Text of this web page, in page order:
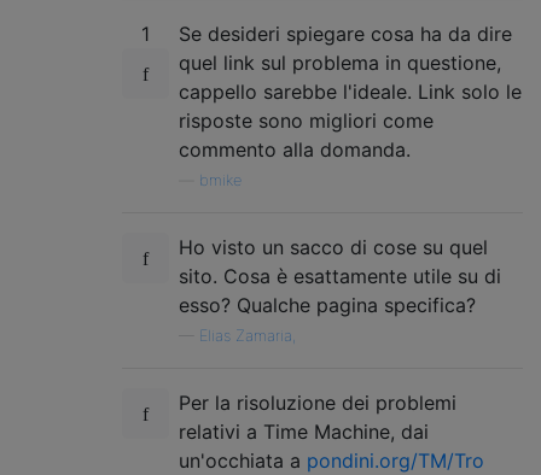
1
Se desideri spiegare cosa ha da dire
quel link sul problema in questione,
cappello sarebbe l'ideale. Link solo le
risposte sono migliori come
commento alla domanda.
bmike
Ho visto un sacco di cose su quel
sito. Cosa è esattamente utile su di
esso? Qualche pagina specifica?
Elias Zamaria,
Per la risoluzione dei problemi
relativi a Time Machine, dai
un'occhiata a pondini.org/TM/Tro